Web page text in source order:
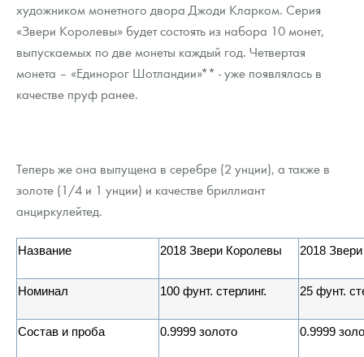
художником монетного двора Джоди Кларком. Серия
«Звери Королевы» будет состоять из набора 10 монет,
выпускаемых по две монеты каждый год. Четвертая
монета – «Единорог Шотландии»** - уже появлялась в
качестве пруф ранее.
Теперь же она выпущена в серебре (2 унции), а также в
золоте (1/4 и 1 унции) и качестве бриллиант
анциркулейтед.
Название 2018 Звери Королевы 2018
Номинал 100 фунт. стерлинг. 25 фунт.
Состав и проба 0.9999 золото 0.9999